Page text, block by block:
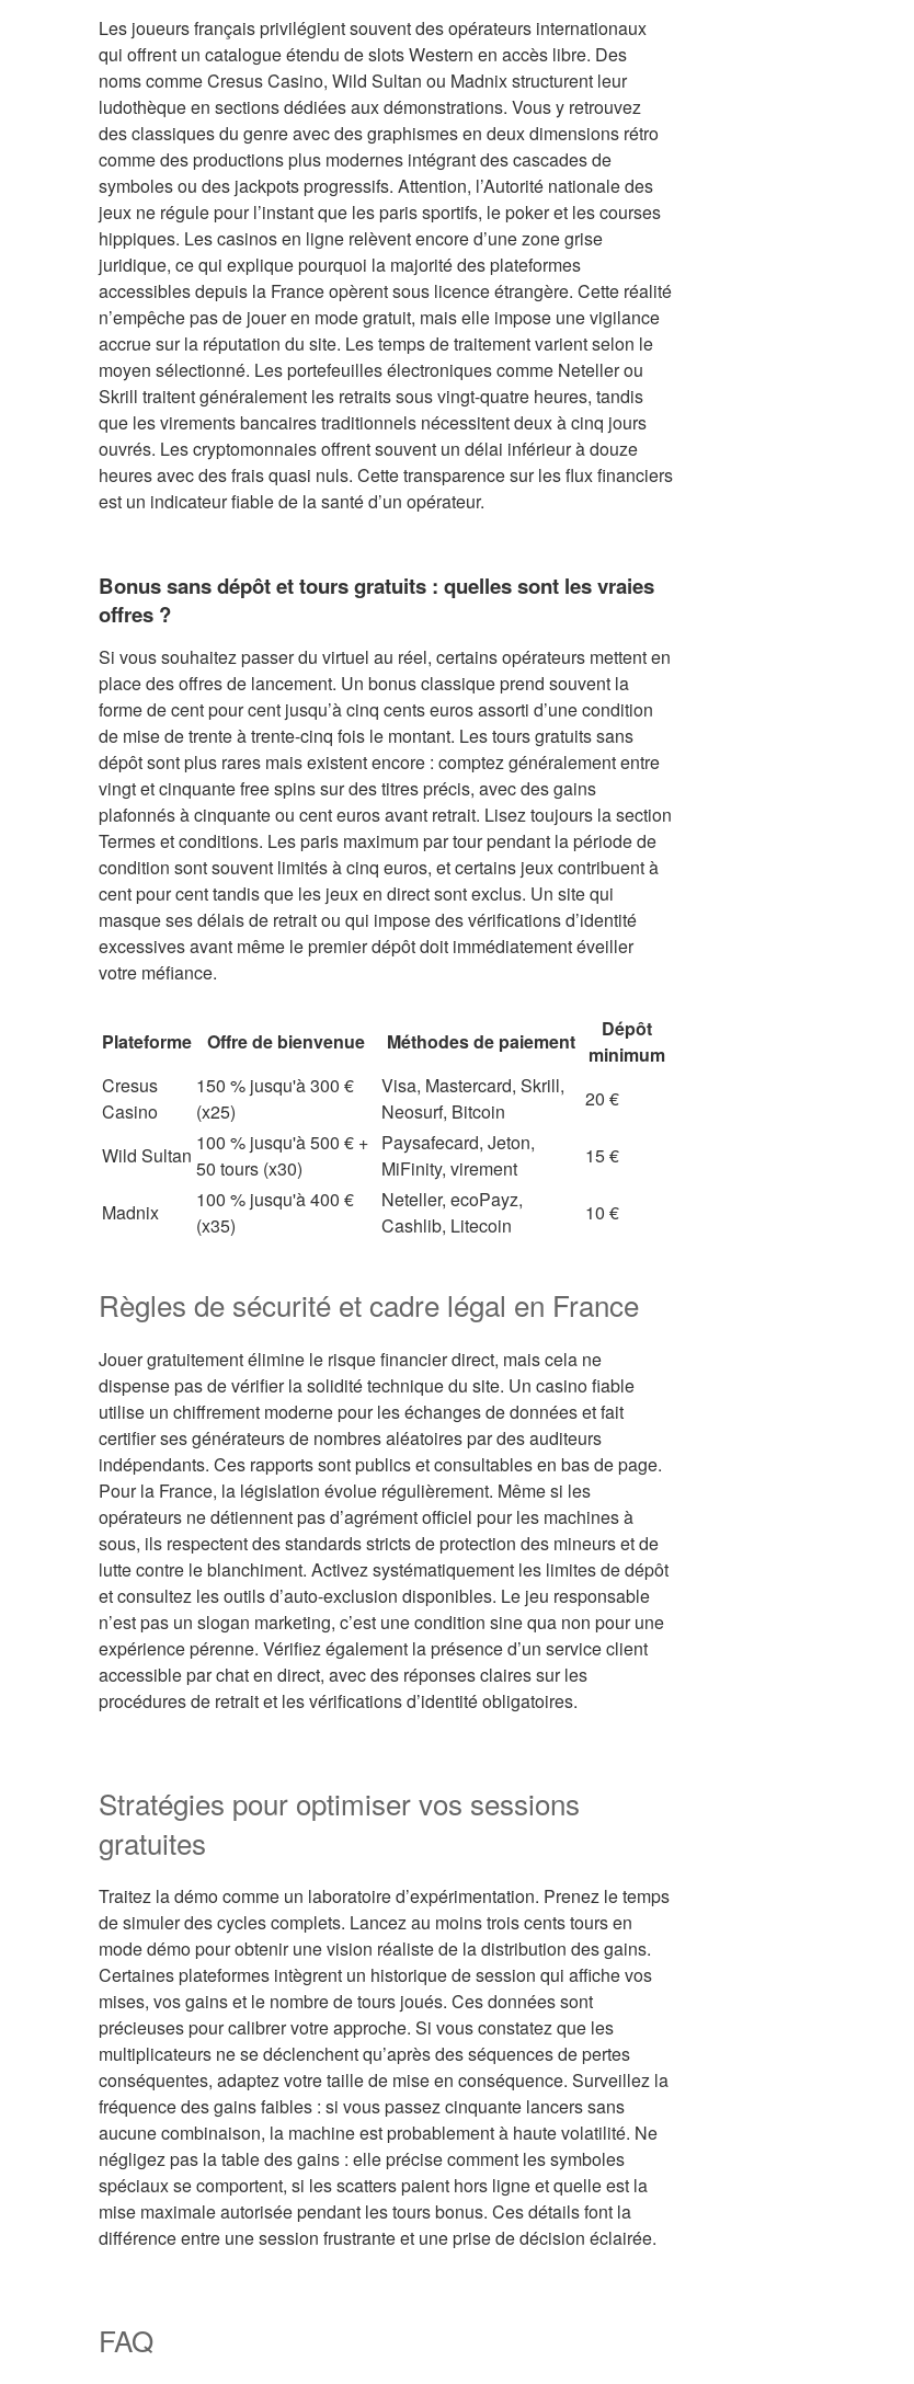
Les joueurs français privilégient souvent des opérateurs internationaux
qui offrent un catalogue étendu de slots Western en accès libre. Des
noms comme Cresus Casino, Wild Sultan ou Madnix structurent leur
ludothèque en sections dédiées aux démonstrations. Vous y retrouvez
des classiques du genre avec des graphismes en deux dimensions rétro
comme des productions plus modernes intégrant des cascades de
symboles ou des jackpots progressifs. Attention, l’Autorité nationale des
jeux ne régule pour l’instant que les paris sportifs, le poker et les courses
hippiques. Les casinos en ligne relèvent encore d’une zone grise
juridique, ce qui explique pourquoi la majorité des plateformes
accessibles depuis la France opèrent sous licence étrangère. Cette réalité
n’empêche pas de jouer en mode gratuit, mais elle impose une vigilance
accrue sur la réputation du site. Les temps de traitement varient selon le
moyen sélectionné. Les portefeuilles électroniques comme Neteller ou
Skrill traitent généralement les retraits sous vingt-quatre heures, tandis
que les virements bancaires traditionnels nécessitent deux à cinq jours
ouvrés. Les cryptomonnaies offrent souvent un délai inférieur à douze
heures avec des frais quasi nuls. Cette transparence sur les flux financiers
est un indicateur fiable de la santé d’un opérateur.
Bonus sans dépôt et tours gratuits : quelles sont les vraies
offres ?
Si vous souhaitez passer du virtuel au réel, certains opérateurs mettent en
place des offres de lancement. Un bonus classique prend souvent la
forme de cent pour cent jusqu’à cinq cents euros assorti d’une condition
de mise de trente à trente-cinq fois le montant. Les tours gratuits sans
dépôt sont plus rares mais existent encore : comptez généralement entre
vingt et cinquante free spins sur des titres précis, avec des gains
plafonnés à cinquante ou cent euros avant retrait. Lisez toujours la section
Termes et conditions. Les paris maximum par tour pendant la période de
condition sont souvent limités à cinq euros, et certains jeux contribuent à
cent pour cent tandis que les jeux en direct sont exclus. Un site qui
masque ses délais de retrait ou qui impose des vérifications d’identité
excessives avant même le premier dépôt doit immédiatement éveiller
votre méfiance.
Plateforme Offre de bienvenue Méthodes de paiement
Dépôt
minimum
Cresus
Casino
150 % jusqu'à 300 €
(x25)
Visa, Mastercard, Skrill,
Neosurf, Bitcoin
20 €
Wild Sultan
100 % jusqu'à 500 € +
50 tours (x30)
Paysafecard, Jeton,
MiFinity, virement
15 €
Madnix
100 % jusqu'à 400 €
(x35)
Neteller, ecoPayz,
Cashlib, Litecoin
10 €
Règles de sécurité et cadre légal en France
Jouer gratuitement élimine le risque financier direct, mais cela ne
dispense pas de vérifier la solidité technique du site. Un casino fiable
utilise un chiffrement moderne pour les échanges de données et fait
certifier ses générateurs de nombres aléatoires par des auditeurs
indépendants. Ces rapports sont publics et consultables en bas de page.
Pour la France, la législation évolue régulièrement. Même si les
opérateurs ne détiennent pas d’agrément officiel pour les machines à
sous, ils respectent des standards stricts de protection des mineurs et de
lutte contre le blanchiment. Activez systématiquement les limites de dépôt
et consultez les outils d’auto-exclusion disponibles. Le jeu responsable
n’est pas un slogan marketing, c’est une condition sine qua non pour une
expérience pérenne. Vérifiez également la présence d’un service client
accessible par chat en direct, avec des réponses claires sur les
procédures de retrait et les vérifications d’identité obligatoires.
Stratégies pour optimiser vos sessions
gratuites
Traitez la démo comme un laboratoire d’expérimentation. Prenez le temps
de simuler des cycles complets. Lancez au moins trois cents tours en
mode démo pour obtenir une vision réaliste de la distribution des gains.
Certaines plateformes intègrent un historique de session qui affiche vos
mises, vos gains et le nombre de tours joués. Ces données sont
précieuses pour calibrer votre approche. Si vous constatez que les
multiplicateurs ne se déclenchent qu’après des séquences de pertes
conséquentes, adaptez votre taille de mise en conséquence. Surveillez la
fréquence des gains faibles : si vous passez cinquante lancers sans
aucune combinaison, la machine est probablement à haute volatilité. Ne
négligez pas la table des gains : elle précise comment les symboles
spéciaux se comportent, si les scatters paient hors ligne et quelle est la
mise maximale autorisée pendant les tours bonus. Ces détails font la
différence entre une session frustrante et une prise de décision éclairée.
FAQ